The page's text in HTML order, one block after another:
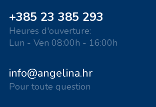
+385 23 385 293
Heures d'ouverture:
Lun - Ven 08:00h - 16:00h
info@angelina.hr
Pour toute question